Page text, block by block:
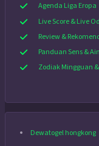
Agenda Liga Eropa
Live Score & Live
Review &
Panduan Sens &
Zodiak Mingguan
Dewatogel hongkong